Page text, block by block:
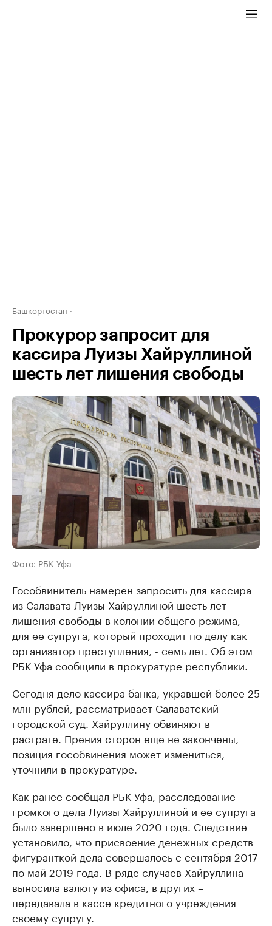
Башкортостан
Прокурор запросит для
кассира Луизы Хайруллиной
шесть лет лишения свободы
Фото: РБК Уфа
Гособвинитель намерен запросить для кассира
из Салавата Луизы Хайруллиной шесть лет
лишения свободы в колонии общего режима,
для ее супруга, который проходит по делу как
организатор преступления, - семь лет. Об этом
РБК Уфа сообщили в прокуратуре республики.
Сегодня дело кассира банка, укравшей более 25
млн рублей, рассматривает Салаватский
городской суд. Хайруллину обвиняют в
растрате. Прения сторон еще не закончены,
позиция гособвинения может измениться,
уточнили в прокуратуре.
Как ранее сообщал РБК Уфа, расследование
громкого дела Луизы Хайруллиной и ее супруга
было завершено в июле 2020 года. Следствие
установило, что присвоение денежных средств
фигуранткой дела совершалось с сентября 2017
по май 2019 года. В ряде случаев Хайруллина
выносила валюту из офиса, в других –
передавала в кассе кредитного учреждения
своему супругу.